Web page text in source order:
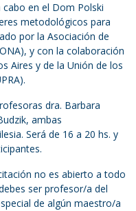
en el Dom Polski
metodológicos para
por la Asociación de
y con la colaboración
Aires y de la Unión de los
dra. Barbara
ambas
Será de 16 a 20 hs. y
no es abierto a todo
ser profesor/a del
de algún maestro/a